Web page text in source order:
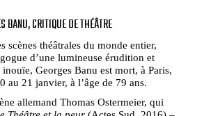
BANU, CRITIQUE DE THÉÂTRE
scènes théâtrales du monde entier,
d’une lumineuse érudition et
inouïe, Georges Banu est mort, à Paris,
au 21 janvier, à l’âge de 79 ans.
allemand Thomas Ostermeier, qui